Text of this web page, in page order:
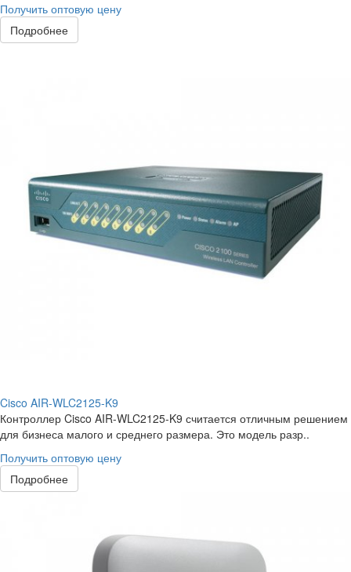
Получить оптовую цену
Подробнее
Cisco AIR-WLC2125-K9
Контроллер Cisco AIR-WLC2125-K9 считается отличным решением
для бизнеса малого и среднего размера. Это модель разр..
Получить оптовую цену
Подробнее